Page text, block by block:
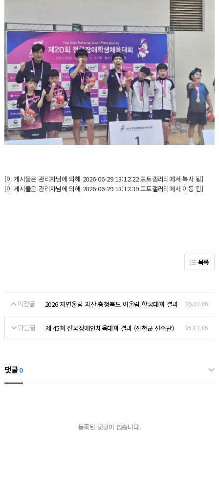
[이 게시물은 관리자님에 의해 2026-06-29 13:12:22 포토갤러리에서 복사 됨]
[이 게시물은 관리자님에 의해 2026-06-29 13:12:39 포토갤러리에서 이동 됨]
목록
이전글 2026 자연울림 괴산 충청북도 어울림 한궁대회 결과 26.07.06
다음글 제 45회 전국장애인체육대회 결과 (진천군 선수단) 25.11.05
댓글0
등록된 댓글이 없습니다.